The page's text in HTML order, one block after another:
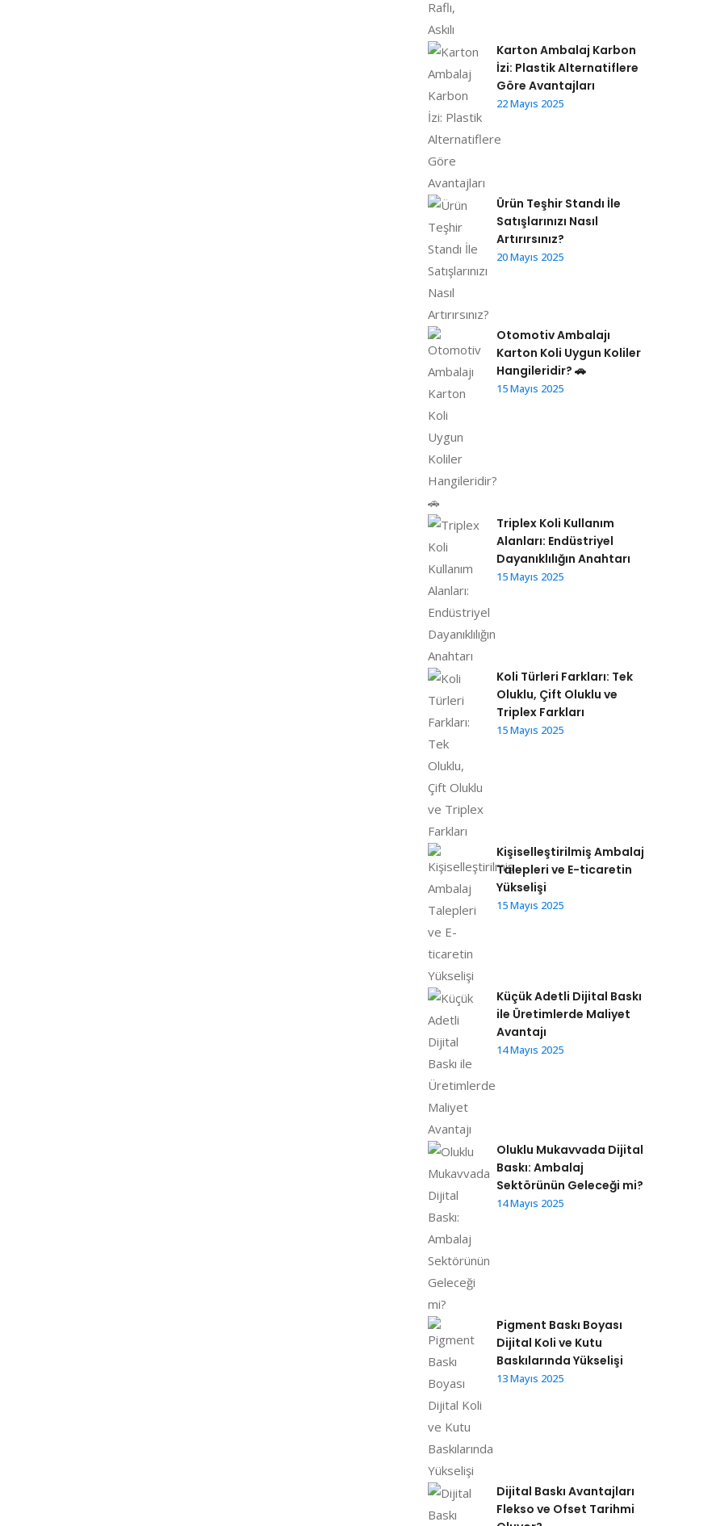
Karton Ambalaj Karbon
İzi: Plastik Alternatiflere
Göre Avantajları
22 Mayıs 2025
Ürün Teşhir Standı İle
Satışlarınızı Nasıl
Artırırsınız?
20 Mayıs 2025
Otomotiv Ambalajı
Karton Koli Uygun Koliler
Hangileridir? 🚗
15 Mayıs 2025
Triplex Koli Kullanım
Alanları: Endüstriyel
Dayanıklılığın Anahtarı
15 Mayıs 2025
Koli Türleri Farkları: Tek
Oluklu, Çift Oluklu ve
Triplex Farkları
15 Mayıs 2025
Kişiselleştirilmiş Ambalaj
Talepleri ve E-ticaretin
Yükselişi
15 Mayıs 2025
Küçük Adetli Dijital Baskı
ile Üretimlerde Maliyet
Avantajı
14 Mayıs 2025
Oluklu Mukavvada Dijital
Baskı: Ambalaj
Sektörünün Geleceği mi?
14 Mayıs 2025
Pigment Baskı Boyası
Dijital Koli ve Kutu
Baskılarında Yükselişi
13 Mayıs 2025
Dijital Baskı Avantajları
Flekso ve Ofset Tarihmi